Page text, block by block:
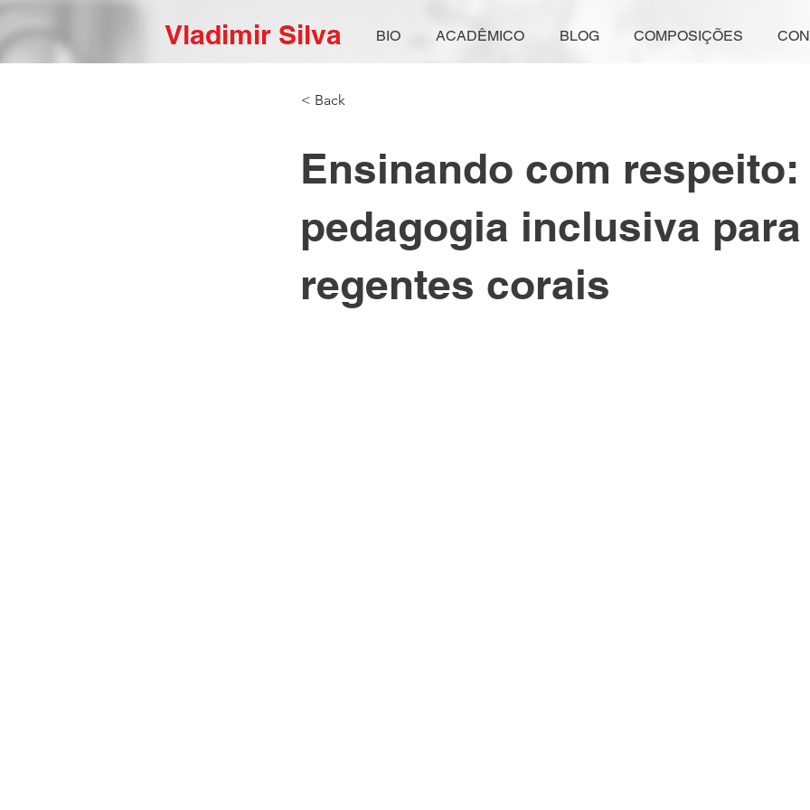
Vladimir Silva BIO ACADÊMICO BLOG COMPOSIÇÕES
< Back
Ensinando com respeito:
pedagogia inclusiva para
regentes corais